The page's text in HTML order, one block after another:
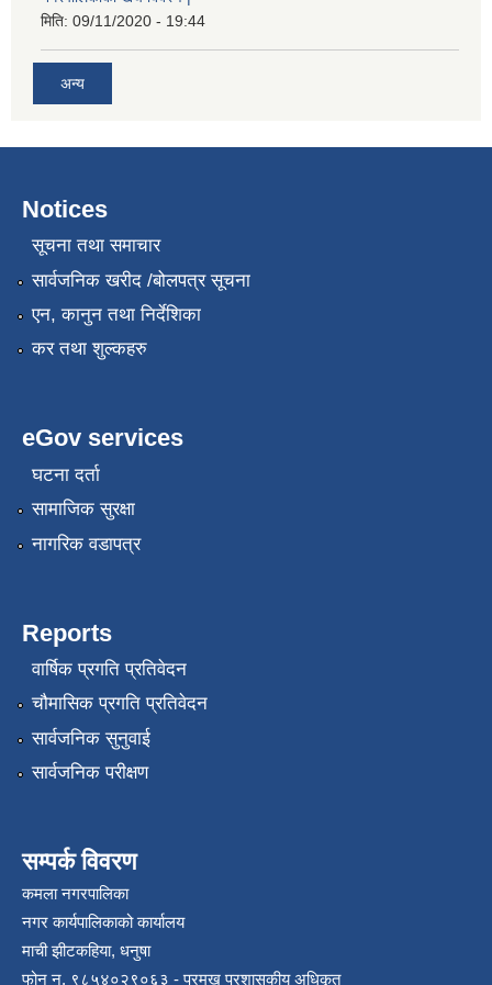
मिति: 09/11/2020 - 19:44
अन्य
Notices
सूचना तथा समाचार
सार्वजनिक खरीद /बोलपत्र सूचना
एन, कानुन तथा निर्देशिका
कर तथा शुल्कहरु
eGov services
घटना दर्ता
सामाजिक सुरक्षा
नागरिक वडापत्र
Reports
वार्षिक प्रगति प्रतिवेदन
चौमासिक प्रगति प्रतिवेदन
सार्वजनिक सुनुवाई
सार्वजनिक परीक्षण
सम्पर्क विवरण
कमला नगरपालिका
नगर कार्यपालिकाको कार्यालय
माची झीटकहिया, धनुषा
फोन न‌. ९८५४०२९०६३ - प्रमुख प्रशासकीय अधिकृत